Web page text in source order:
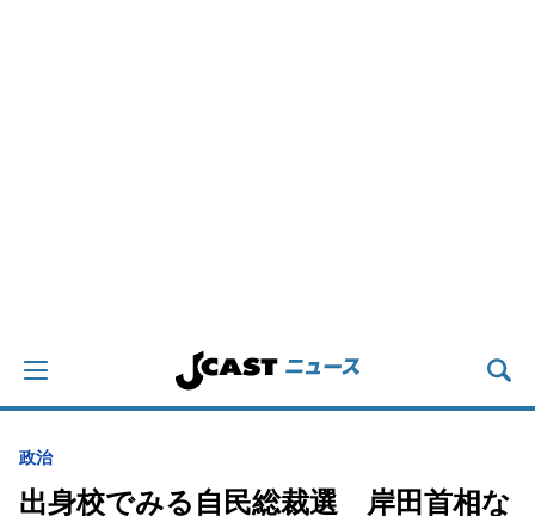
政治
出身校でみる自民総裁選 岸田首相な